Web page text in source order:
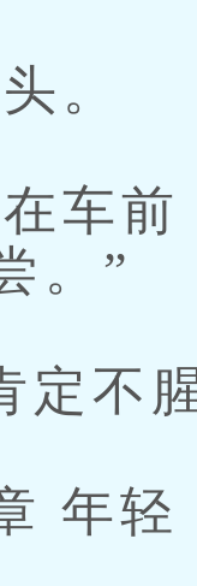
。
车前
。”
不
年轻